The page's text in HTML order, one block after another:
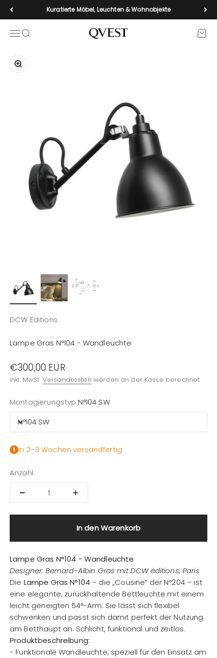
Zum Inhalt springenKuratierte Möbel, Leuchten & Wohnobjekte
Navigationsmenü öffnen
Suche öffnen qvest-de
Bild vergrößern
DCW Editions
Lampe Gras N°104 - Wandleuchte
Angebot
€300,00 EUR
inkl. MwSt. Versandkosten werden an der Kasse berechnet
Montagierungstyp:N°104 SW
N°104 SW
In 2-3 Wochen versandfertig
Anzahl:
In den Warenkorb
Lampe Gras N°104 - Wandleuchte
Designer: Bernard-Albin Gras mit DCW éditions, Paris
Die Lampe Gras N°104 – die „Cousine“ der N°204 – ist
eine elegante, zurückhaltende Bettleuchte mit einem
leicht geneigten 54°-Arm. Sie lässt sich flexibel
schwenken und passt sich damit perfekt der Nutzung
am Betthaupt an. Schlicht, funktional und zeitlos.
Produktbeschreibung:
- Funktionale Wandleuchte, speziell für den Einsatz am